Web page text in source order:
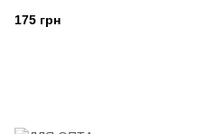
175 грн